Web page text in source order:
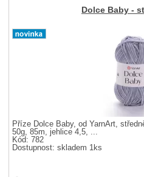
Dolce Baby -
Příze Dolce Baby, od YarnArt,
50g, 85m, jehlice 4,5, ...
Kód: 782
Dostupnost:skladem 1ks